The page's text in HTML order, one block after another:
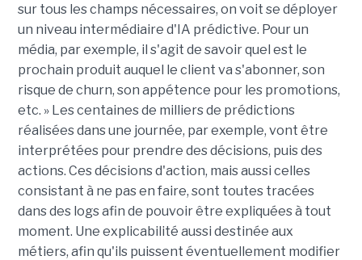
sur tous les champs nécessaires, on voit se déployer
un niveau intermédiaire d'IA prédictive. Pour un
média, par exemple, il s'agit de savoir quel est le
prochain produit auquel le client va s'abonner, son
risque de churn, son appétence pour les promotions,
etc. » Les centaines de milliers de prédictions
réalisées dans une journée, par exemple, vont être
interprétées pour prendre des décisions, puis des
actions. Ces décisions d'action, mais aussi celles
consistant à ne pas en faire, sont toutes tracées
dans des logs afin de pouvoir être expliquées à tout
moment. Une explicabilité aussi destinée aux
métiers, afin qu'ils puissent éventuellement modifier